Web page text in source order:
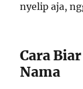
nyelip aja,
Cara
Nama